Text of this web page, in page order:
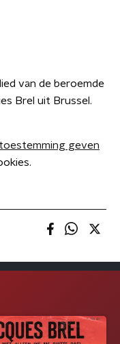
van de beroemde
Brel uit Brussel.
toestemming geven